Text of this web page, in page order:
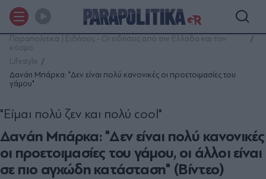
Παραπολιτικά | Ειδήσεις - Οι ειδήσεις από την Ελλάδα και τον
κόσμο
Lifestyle
Δανάη Μπάρκα: "Δεν είναι πολύ κανονικές οι προετοιμασίες του
γάμου"
Δανάη Μπάρκα: "Δεν είναι πολύ κανονικές
οι προετοιμασίες του γάμου, οι άλλοι είναι
σε πιο αγχώδη κατάσταση" (Βίντεο)
"Είμαι πολύ ζεν και πολύ cool"